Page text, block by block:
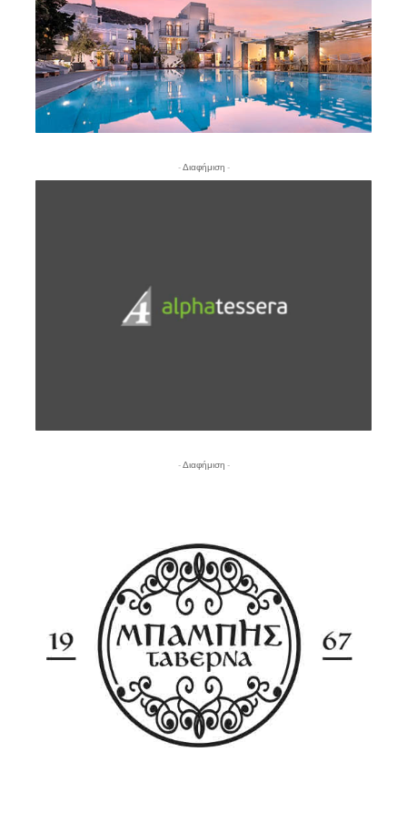
- Διαφήμιση -
- Διαφήμιση -